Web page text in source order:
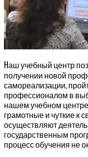
Наш учебный центр
получении новой
самореализации,
профессионалом в
нашем учебном центре
грамотные и чуткие к
осуществляют
государственным
процесс обучения не